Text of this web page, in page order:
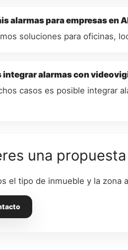
alarmas para empresas en
soluciones para oficinas,
integrar alarmas con
casos es posible integrar
una
el tipo de inmueble y la zona